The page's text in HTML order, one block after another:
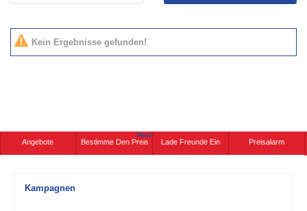
Kein Ergebnisse gefunden!
Angebote Bestimme Den Preis
Neu!
Lade Freunde Ein Preisalarm
Kampagnen